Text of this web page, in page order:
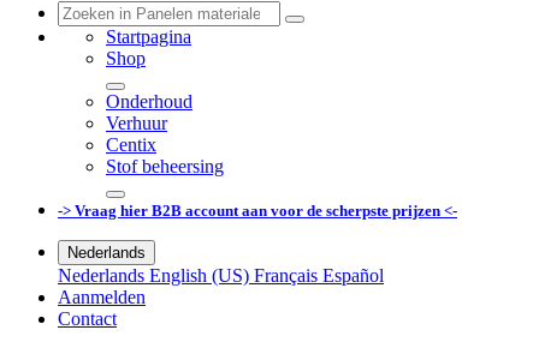
Startpagina
Shop
Onderhoud
Verhuur
Centix
Stof beheersing
-> Vraag hier B2B account aan voor de scherpste prijzen <-
Nederlands
Nederlands English (US) Français Español
Aanmelden
Contact